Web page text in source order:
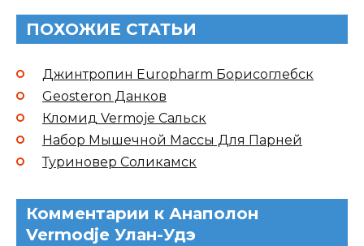
ПОХОЖИЕ СТАТЬИ
Джинтропин Europharm Борисоглебск
Geosteron Данков
Кломид Vermoje Сальск
Набор Мышечной Массы Для Парней
Туриновер Соликамск
Комментарии к Анаполон
Vermodje Улан-Удэ